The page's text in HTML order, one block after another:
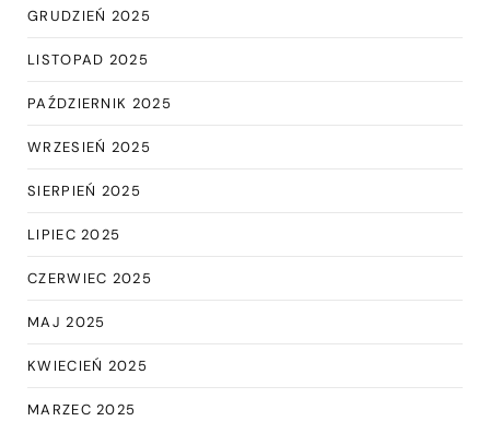
GRUDZIEŃ 2025
LISTOPAD 2025
PAŹDZIERNIK 2025
WRZESIEŃ 2025
SIERPIEŃ 2025
LIPIEC 2025
CZERWIEC 2025
MAJ 2025
KWIECIEŃ 2025
MARZEC 2025